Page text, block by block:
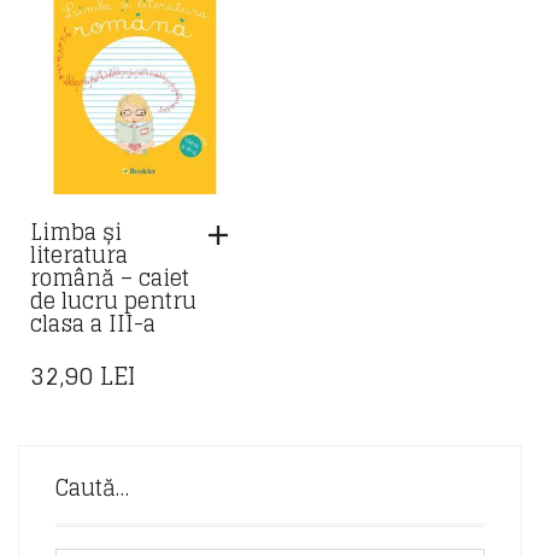
Limba și
literatura
română – caiet
de lucru pentru
clasa a III-a
32,90 LEI
Caută…